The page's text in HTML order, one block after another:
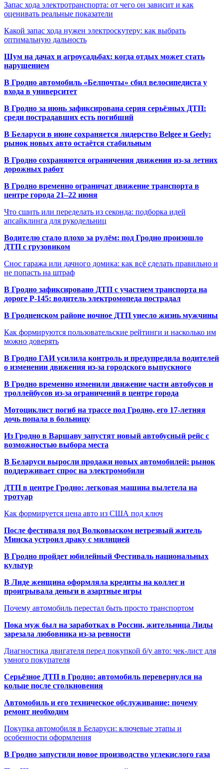
Запас хода электротранспорта: от чего он зависит и как
оценивать реальные показатели
Какой запас хода нужен электроскутеру: как выбрать
оптимальную дальность
Шум на дачах и агроусадьбах: когда отдых может стать
нарушением
В Гродно автомобиль «Белпочты» сбил велосипедиста у
входа в университет
В Гродно за июнь зафиксирована серия серьёзных ДТП:
среди пострадавших есть погибший
В Беларуси в июне сохраняется лидерство Belgee и Geely:
рынок новых авто остаётся стабильным
В Гродно сохраняются ограничения движения из-за летних
дорожных работ
В Гродно временно ограничат движение транспорта в
центре города 21–22 июня
Что сшить или переделать из секонда: подборка идей
апсайклинга для рукодельниц
Водителю стало плохо за рулём: под Гродно произошло
ДТП с грузовиком
Снос гаража или дачного домика: как всё сделать правильно и
не попасть на штраф
В Гродно зафиксировано ДТП с участием транспорта на
дороге Р-145: водитель электромопеда пострадал
В Гродненском районе ночное ДТП унесло жизнь мужчины
Как формируются пользовательские рейтинги и насколько им
можно доверять
В Гродно ГАИ усилила контроль и предупредила водителей
о изменении движения из-за городского выпускного
В Гродно временно изменили движение части автобусов и
троллейбусов из-за ограничений в центре города
Мотоциклист погиб на трассе под Гродно, его 17-летняя
дочь попала в больницу
Из Гродно в Варшаву запустят новый автобусный рейс с
возможностью выбора места
В Беларуси выросли продажи новых автомобилей: рынок
поддерживает спрос на электромобили
ДТП в центре Гродно: легковая машина вылетела на
тротуар
Как формируется цена авто из США под ключ
После фестиваля под Волковыском нетрезвый житель
Минска устроил драку с милицией
В Гродно пройдет юбилейный Фестиваль национальных
культур
В Лиде женщина оформляла кредиты на коллег и
проигрывала деньги в азартные игры
Почему автомобиль перестал быть просто транспортом
Пока муж был на заработках в России, жительница Лиды
зарезала любовника из-за ревности
Диагностика двигателя перед покупкой б/у авто: чек-лист для
умного покупателя
Серьёзное ДТП в Гродно: автомобиль перевернулся на
кольце после столкновения
Автомобиль и его техническое обслуживание: почему
ремонт необходим
Покупка автомобиля в Беларуси: ключевые этапы и
особенности оформления
В Гродно запустили новое производство углекислого газа